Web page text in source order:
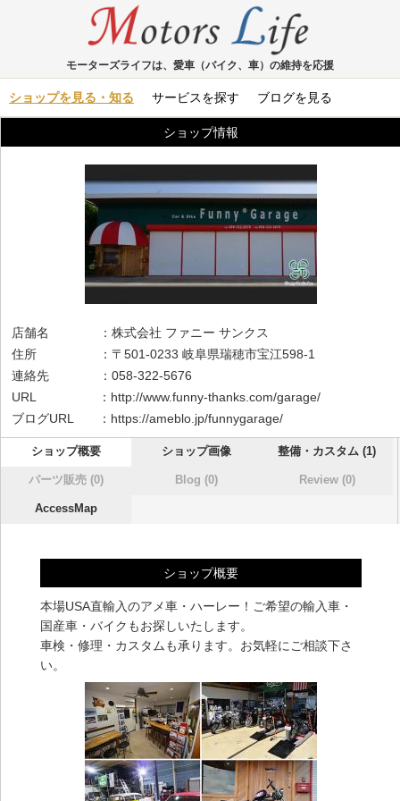
モーターズライフは、愛車（バイク、車）の維持を応援
ショップを見る・知る サービスを探す ブログを見る
ショップ情報
店舗名 ：株式会社 ファニー サンクス
住所 ：〒501-0233 岐阜県瑞穂市宝江598-1
連絡先 ：058-322-5676
URL ： http://www.funny-thanks.com/garage/
ブログURL ： https://ameblo.jp/funnygarage/
ショップ概要 ショップ画像 整備・カスタム (1)
パーツ販売 (0) Blog (0) Review (0)
AccessMap
ショップ概要
本場USA直輸入のアメ車・ハーレー！ご希望の輸入車・
国産車・バイクもお探しいたします。
車検・修理・カスタムも承ります。お気軽にご相談下さ
い。